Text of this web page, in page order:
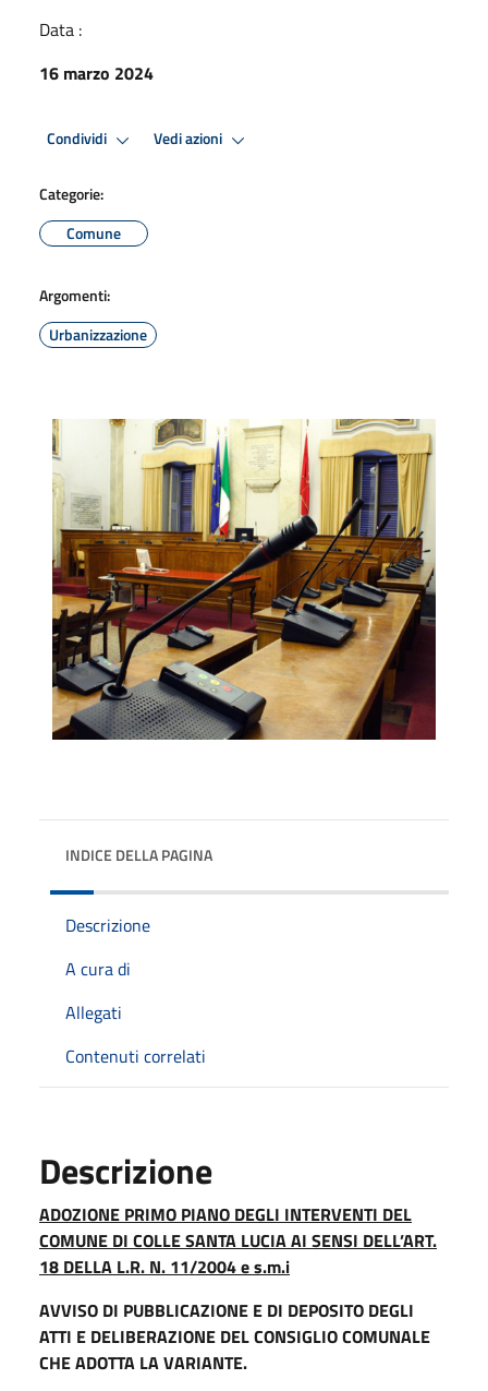
Data :
16 marzo 2024
Condividi Vedi azioni
Categorie:
Comune
Argomenti:
Urbanizzazione
INDICE DELLA PAGINA
Descrizione
A cura di
Allegati
Contenuti correlati
Descrizione
ADOZIONE PRIMO PIANO DEGLI INTERVENTI DEL
COMUNE DI COLLE SANTA LUCIA AI SENSI DELL’ART.
18 DELLA L.R. N. 11/2004 e s.m.i
AVVISO DI PUBBLICAZIONE E DI DEPOSITO DEGLI
ATTI E DELIBERAZIONE DEL CONSIGLIO COMUNALE
CHE ADOTTA LA VARIANTE.